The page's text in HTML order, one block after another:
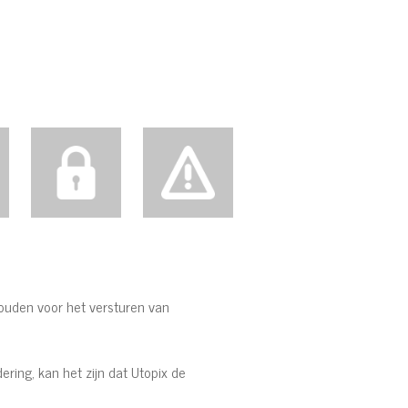
voor het versturen van
kan het zijn dat Utopix de